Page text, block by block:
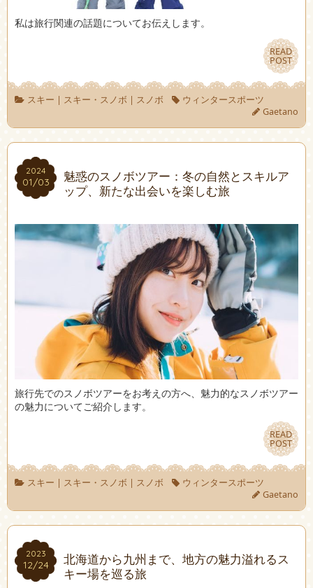
私は旅行関連の話題についてお伝えします。
READ
POST
READ
POST
スキー | スキー・スノボ | スノボ
ウィンタースポーツ
Gaetano
2024
01/03
2024
01/03
魅惑のスノボツアー：冬の自然とスキルア
ップ、新たな出会いを楽しむ旅
旅行先でのスノボツアーをお考えの方へ、魅力的なスノボツアー
の魅力についてご紹介します。
READ
POST
READ
POST
スキー | スキー・スノボ | スノボ
ウィンタースポーツ
Gaetano
2023
12/24
2023
12/24
北海道から九州まで、地方の魅力溢れるス
キー場を巡る旅